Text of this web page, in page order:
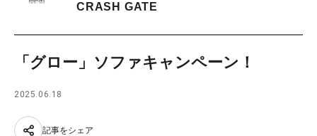
PARCOメンバーズCRASH GATE
「グロー」ソファキャンペーン！
2025.06.18
記事をシェア